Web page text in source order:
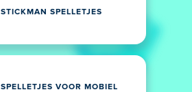
STICKMAN SPELLETJES
SPELLETJES VOOR MOBIEL